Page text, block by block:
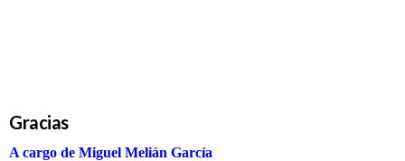
Gracias
A cargo de Miguel Melián García